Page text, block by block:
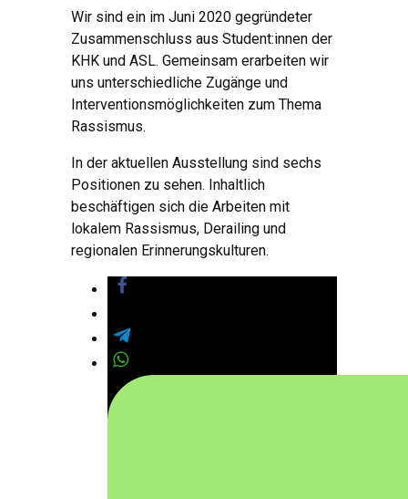
Wir sind ein im Juni 2020 gegründeter
Zusammenschluss aus Student:innen der
KHK und ASL. Gemeinsam erarbeiten wir
uns unterschiedliche Zugänge und
Interventionsmöglichkeiten zum Thema
Rassismus.
In der aktuellen Ausstellung sind sechs
Positionen zu sehen. Inhaltlich
beschäftigen sich die Arbeiten mit
lokalem Rassismus, Derailing und
regionalen Erinnerungskulturen.